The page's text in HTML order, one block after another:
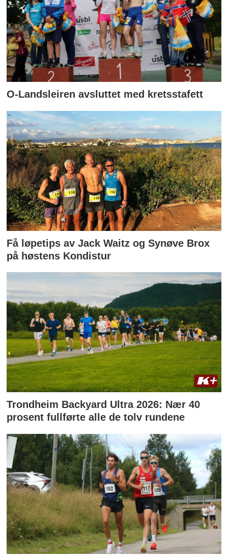
O-Landsleiren avsluttet med kretsstafett
Få løpetips av Jack Waitz og Synøve Brox
på høstens Kondistur
Trondheim Backyard Ultra 2026: Nær 40
prosent fullførte alle de tolv rundene